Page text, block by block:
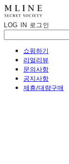
LOG IN 로그인
쇼핑하기
리얼리뷰
문의사항
공지사항
제휴/대량구매